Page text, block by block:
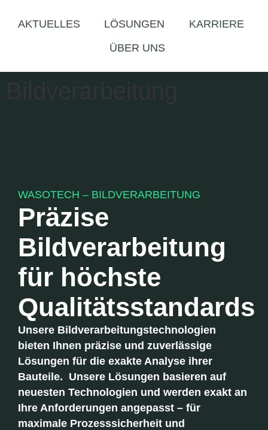
AKTUELLES LÖSUNGEN
KARRIERE
ÜBER UNS
WASOTECH – BILDVERARBEITUNG
Präzise
Bildverarbeitung
für höchste
Qualitätsstandards
Unsere Bildverarbeitungstechnologien
bieten Ihnen präzise und zuverlässige
Lösungen für die exakte Analyse ihrer
Bauteile. Unsere Lösungen basieren auf
neuesten Technologien und werden exakt an
Ihre Anforderungen angepasst – für
maximale Prozesssicherheit und